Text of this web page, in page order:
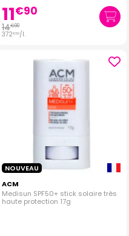
11€90
14€90
372€50/l.
NOUVEAU
ACM
Medisun SPF50+ stick solaire très
haute protection 17g